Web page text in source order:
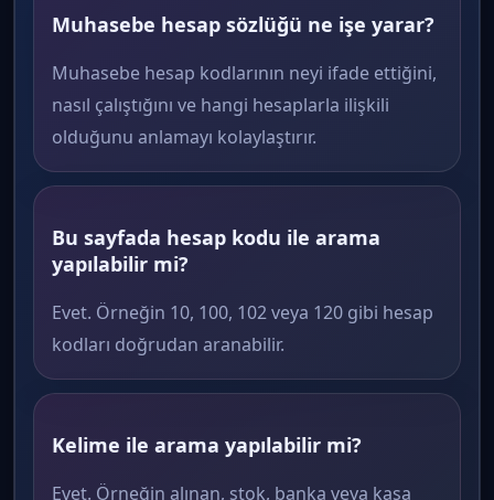
Muhasebe hesap sözlüğü ne işe yarar?
Muhasebe hesap kodlarının neyi ifade ettiğini,
nasıl çalıştığını ve hangi hesaplarla ilişkili
olduğunu anlamayı kolaylaştırır.
Bu sayfada hesap kodu ile arama
yapılabilir mi?
Evet. Örneğin 10, 100, 102 veya 120 gibi hesap
kodları doğrudan aranabilir.
Kelime ile arama yapılabilir mi?
Evet. Örneğin alınan, stok, banka veya kasa